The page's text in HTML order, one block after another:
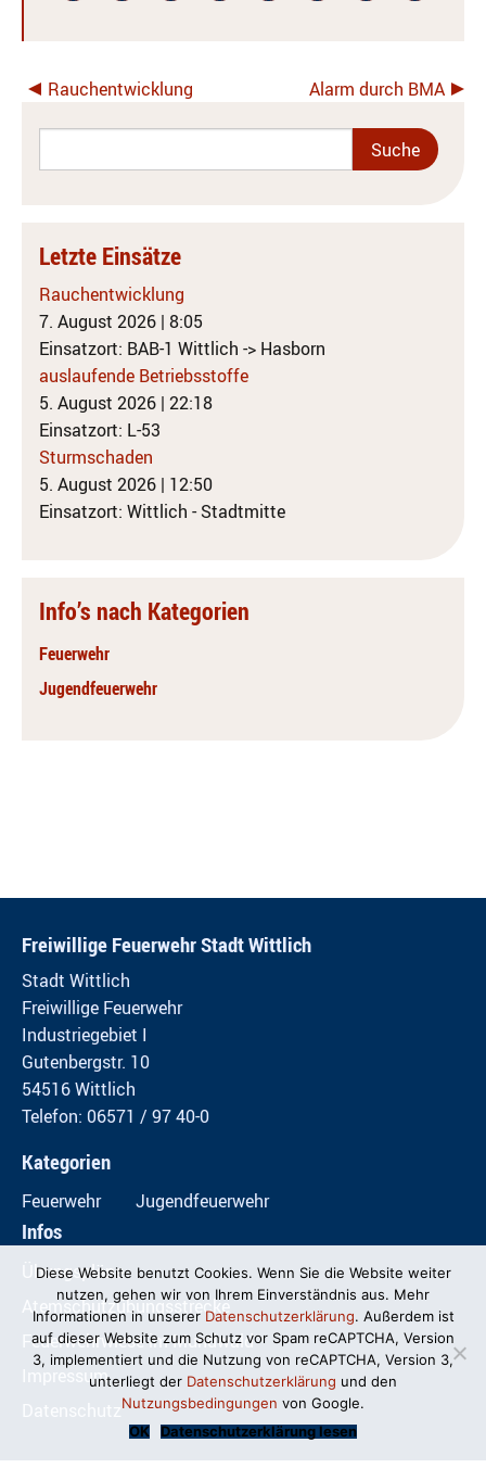
Rauchentwicklung Alarm durch BMA
Letzte Einsätze
Rauchentwicklung
7. August 2026 | 8:05
Einsatzort: BAB-1 Wittlich -> Hasborn
auslaufende Betriebsstoffe
5. August 2026 | 22:18
Einsatzort: L-53
Sturmschaden
5. August 2026 | 12:50
Einsatzort: Wittlich - Stadtmitte
Info’s nach Kategorien
Feuerwehr
Jugendfeuerwehr
Freiwillige Feuerwehr Stadt Wittlich
Stadt Wittlich
Freiwillige Feuerwehr
Industriegebiet I
Gutenbergstr. 10
54516 Wittlich
Telefon: 06571 / 97 40-0
Kategorien
Feuerwehr Jugendfeuerwehr
Infos
Übungspläne
Atemschutzübungsstrecke
Feuerwehrwiese im Mundwald
Impressum
Diese Website benutzt Cookies. Wenn Sie die Website weiter
nutzen, gehen wir von Ihrem Einverständnis aus. Mehr
Informationen in unserer Datenschutzerklärung. Außerdem ist
auf dieser Website zum Schutz vor Spam reCAPTCHA, Version
3, implementiert und die Nutzung von reCAPTCHA, Version 3,
unterliegt der Datenschutzerklärung und den
Nutzungsbedingungen von Google.
OK
Datenschutzerklärung lesen